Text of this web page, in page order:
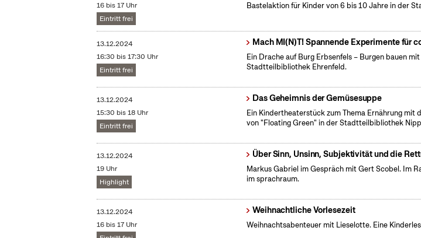
16 bis 17 Uhr
Eintritt frei
Bastelaktion für Kinder von 6 bis 10 Jahre in der
13.12.2024
16:30 bis 17:30 Uhr
Eintritt frei
Mach MI(N)T! Spannende Experimente für
Ein Drache auf Burg Erbsenfels – Burgen bauen
Stadtteilbibliothek Ehrenfeld.
13.12.2024
15:30 bis 18 Uhr
Eintritt frei
Das Geheimnis der Gemüsesuppe
Ein Kindertheaterstück zum Thema Ernährung mit
von "Floating Green" in der Stadtteilbibliothek
13.12.2024
19 Uhr
Highlight
Über Sinn, Unsinn, Subjektivität und die
Markus Gabriel im Gespräch mit Gert Scobel. Im
im sprachraum.
13.12.2024
16 bis 17 Uhr
Weihnachtliche Vorlesezeit
Weihnachtsabenteuer mit Lieselotte. Eine